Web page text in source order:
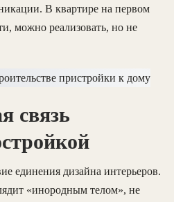
В квартире на первом
можно реализовать, но не
связь
единения дизайна интерьеров.
«инородным телом», не